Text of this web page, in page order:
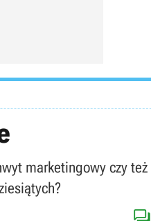
marketingowy czy też